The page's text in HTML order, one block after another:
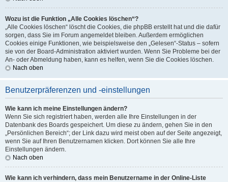
Wozu ist die Funktion „Alle Cookies löschen“?
„Alle Cookies löschen“ löscht die Cookies, die phpBB erstellt hat und die dafür
sorgen, dass Sie im Forum angemeldet bleiben. Außerdem ermöglichen
Cookies einige Funktionen, wie beispielsweise den „Gelesen“-Status – sofern
sie von der Board-Administration aktiviert wurden. Wenn Sie Probleme bei der
An- oder Abmeldung haben, kann es helfen, wenn Sie die Cookies löschen.
Nach oben
Benutzerpräferenzen und -einstellungen
Wie kann ich meine Einstellungen ändern?
Wenn Sie sich registriert haben, werden alle Ihre Einstellungen in der
Datenbank des Boards gespeichert. Um diese zu ändern, gehen Sie in den
„Persönlichen Bereich“; der Link dazu wird meist oben auf der Seite angezeigt,
wenn Sie auf Ihren Benutzernamen klicken. Dort können Sie alle Ihre
Einstellungen ändern.
Nach oben
Wie kann ich verhindern, dass mein Benutzername in der Online-Liste